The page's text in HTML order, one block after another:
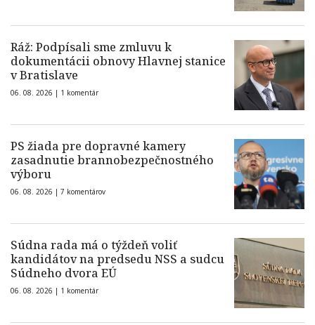
Ráž: Podpísali sme zmluvu k
dokumentácii obnovy Hlavnej stanice
v Bratislave
06. 08. 2026 | 1 komentár
PS žiada pre dopravné kamery
zasadnutie brannobezpečnostného
výboru
06. 08. 2026 | 7 komentárov
Súdna rada má o týždeň voliť
kandidátov na predsedu NSS a sudcu
Súdneho dvora EÚ
06. 08. 2026 | 1 komentár